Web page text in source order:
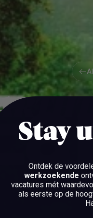
BEKIJK
Stay
Ontdek de
werkzoekende
vacatures mét
als eerste op de